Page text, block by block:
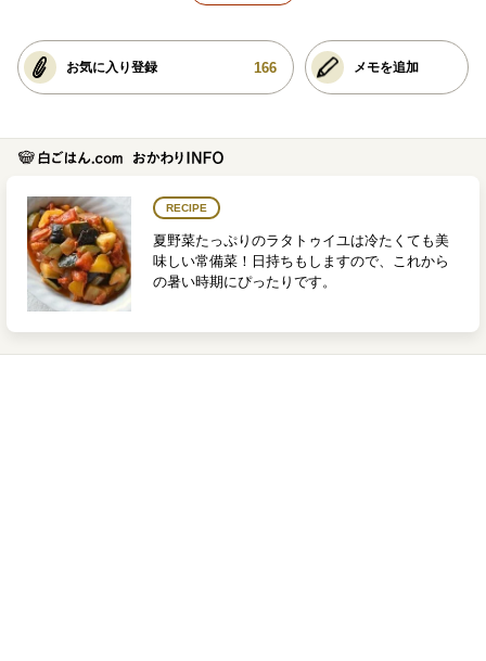
お気に入り登録 166 メモを追加
RECIPE
夏野菜たっぷりのラタトゥイユは冷たくても美
味しい常備菜！日持ちもしますので、これから
の暑い時期にぴったりです。